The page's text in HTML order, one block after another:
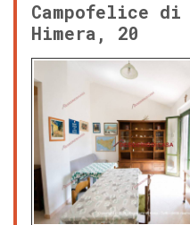
Campofelice
Himera, 20